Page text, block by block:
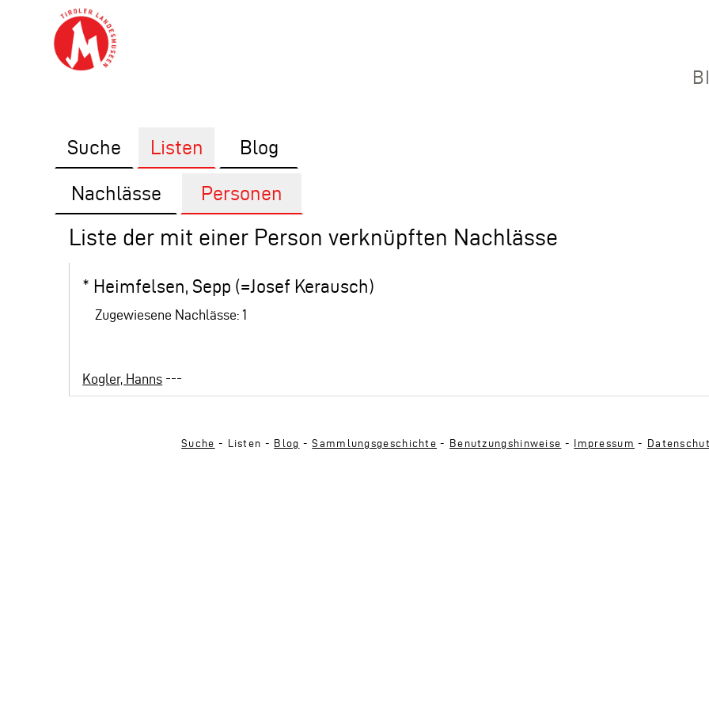
Suche Listen Blog
Nachlässe Personen
Liste der mit einer Person verknüpften Nachlässe
* Heimfelsen, Sepp (=Josef Kerausch)
Zugewiesene Nachlässe: 1
Kogler, Hanns ---
Suche - Listen - Blog -Sammlungsgeschichte - Benutzungshinweise - Impressum -